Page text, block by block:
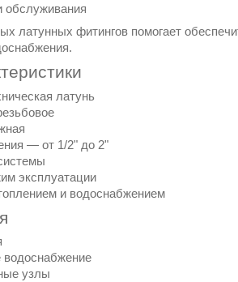
обслуживания
латунных фитингов помогает
латунь
— от 1/2" до 2"
эксплуатации
и водоснабжением
водоснабжение
узлы